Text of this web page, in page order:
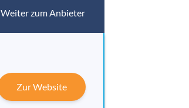
Weiter zum Anbieter
Zur Website